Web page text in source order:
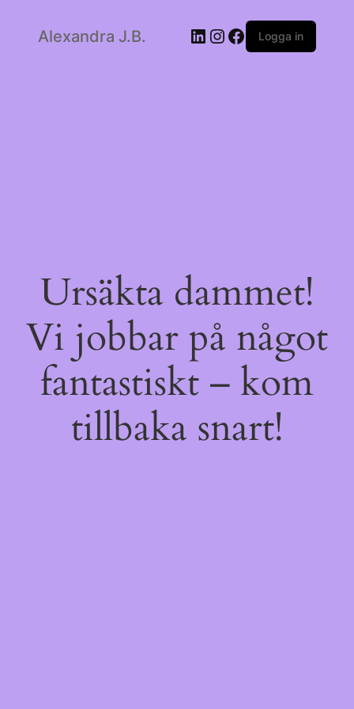
Alexandra J.B. LinkedIn
Instagram
Facebook
Logga in
Ursäkta dammet!
Vi jobbar på något
fantastiskt – kom
tillbaka snart!